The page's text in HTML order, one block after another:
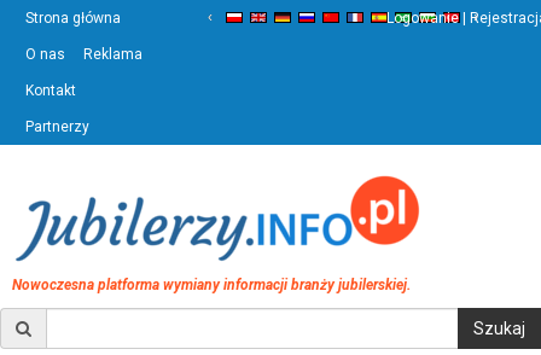
Strona główna
O nas Reklama
Kontakt
Partnerzy
‹ ›
Logowanie |
Nowoczesna platforma wymiany informacji branży jubilerskiej.